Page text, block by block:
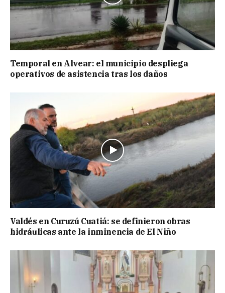
Temporal en Alvear: el municipio despliega
operativos de asistencia tras los daños
Valdés en Curuzú Cuatiá: se definieron obras
hidráulicas ante la inminencia de El Niño